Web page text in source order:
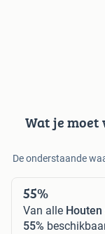
Wat je moet
De onderstaande
55%
Van alle
55%